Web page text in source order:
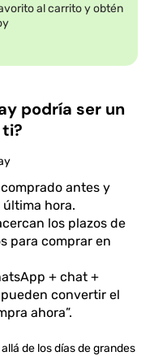
al carrito y obtén
podría ser un
antes y
hora.
los plazos de
para comprar en
+ chat +
convertir el
ahora”.
de los días de grandes